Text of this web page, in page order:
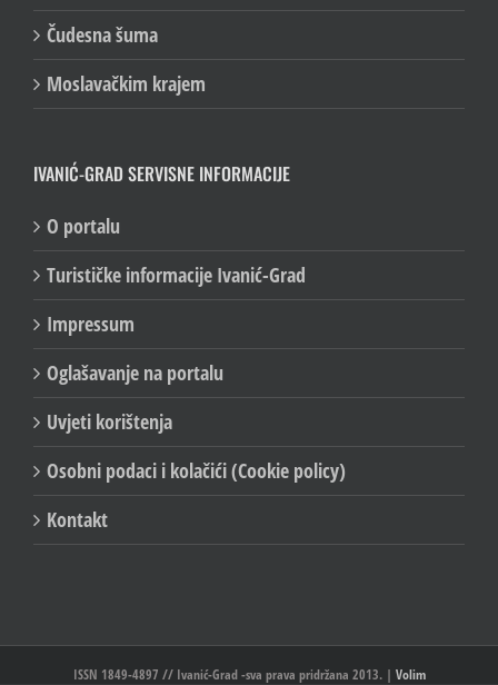
Čudesna šuma
Moslavačkim krajem
IVANIĆ-GRAD SERVISNE INFORMACIJE
O portalu
Turističke informacije Ivanić-Grad
Impressum
Oglašavanje na portalu
Uvjeti korištenja
Osobni podaci i kolačići (Cookie policy)
Kontakt
ISSN 1849-4897 // Ivanić-Grad -sva prava pridržana 2013. | Volim